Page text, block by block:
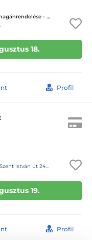
Dr. Hajnal Melinda Réka magánrendelése - Nyíregyháza
18.
Profil
István út 248-250.
19.
Profil